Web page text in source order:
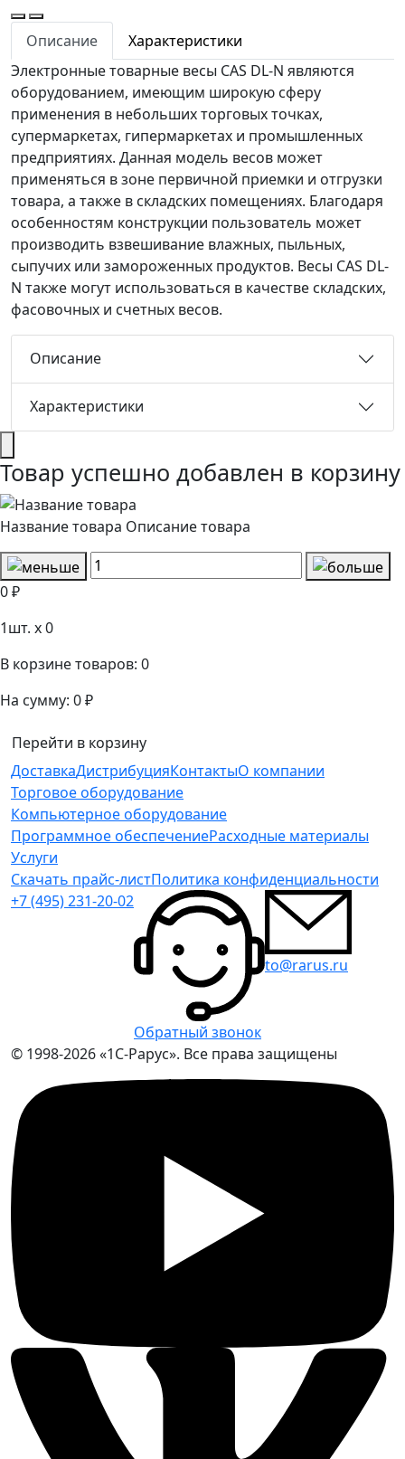
Описание
Характеристики
Электронные товарные весы CAS DL-N являются
оборудованием, имеющим широкую сферу
применения в небольших торговых точках,
супермаркетах, гипермаркетах и промышленных
предприятиях. Данная модель весов может
применяться в зоне первичной приемки и отгрузки
товара, а также в складских помещениях. Благодаря
особенностям конструкции пользователь может
производить взвешивание влажных, пыльных,
сыпучих или замороженных продуктов. Весы CAS DL-
N также могут использоваться в качестве складских,
фасовочных и счетных весов.
Описание
Характеристики
Товар успешно добавлен в корзину
Название товара Описание товара
0 ₽
1шт. x0
В корзине товаров: 0
На сумму: 0 ₽
Перейти в корзину
ДоставкаДистрибуцияКонтактыО компании
Торговое оборудование
Компьютерное оборудование
Программное обеспечениеРасходные материалы
Услуги
Скачать прайс-листПолитика конфиденциальности
+7 (495) 231-20-02
Обратный звонок
to@rarus.ru
© 1998-2026 «1С-Рарус». Все права защищены